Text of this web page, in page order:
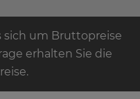
sich um Bruttopreise
erhalten Sie die